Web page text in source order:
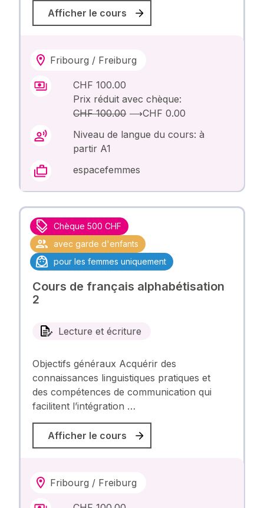
Afficher le cours
Fribourg / Freiburg
CHF 100.00
Prix réduit avec chèque:
CHF 100.00⟶CHF 0.00
Niveau de langue du cours: à
partir A1
espacefemmes
Chèque 500 CHF
avec garde d'enfants
pour les femmes uniquement
Cours de français alphabétisation
2
Lecture et écriture
Objectifs généraux Acquérir des
connaissances linguistiques pratiques et
des compétences de communication qui
facilitent l’intégration …
Afficher le cours
Fribourg / Freiburg